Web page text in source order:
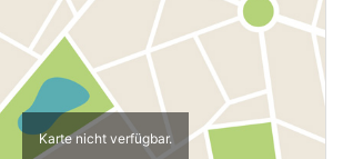
Karte nicht verfügbar.